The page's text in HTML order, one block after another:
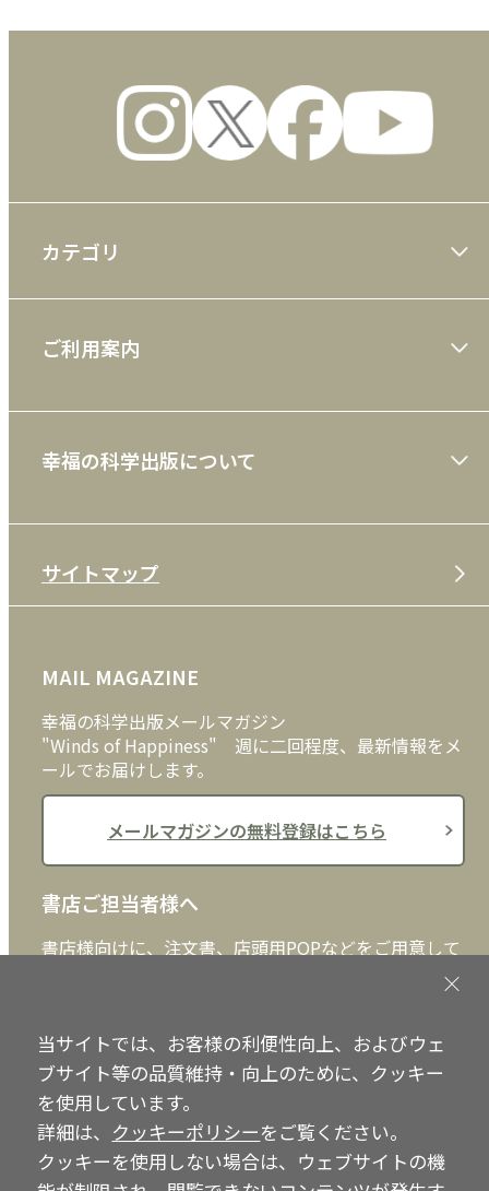
カテゴリ
雑誌
CD
DVD・ブルーレイ
外国語
ご利用案内
利用規約
特定商取引法
プライバシーポリシー
クッキーポリシー
幸福の科学出版について
メディア・ライブラリー
サイトマップ
MAIL MAGAZINE
幸福の科学出版メールマガジン
"Winds of Happiness" 週に二回程度、最新情報をメ
ールでお届けします。
メールマガジンの無料登録はこちら
書店ご担当者様へ
書店様向けに、注文書、店頭用POPなどをご用意して
書店ご担当者様へ
Copyright © IRH Press Co.,Ltd. All Rights Reserved.
当サイトでは、お客様の利便性向上、およびウェ
ブサイト等の品質維持・向上のために、クッキー
を使用しています。
詳細は、 クッキーポリシーをご覧ください。
クッキーを使用しない場合は、ウェブサイトの機